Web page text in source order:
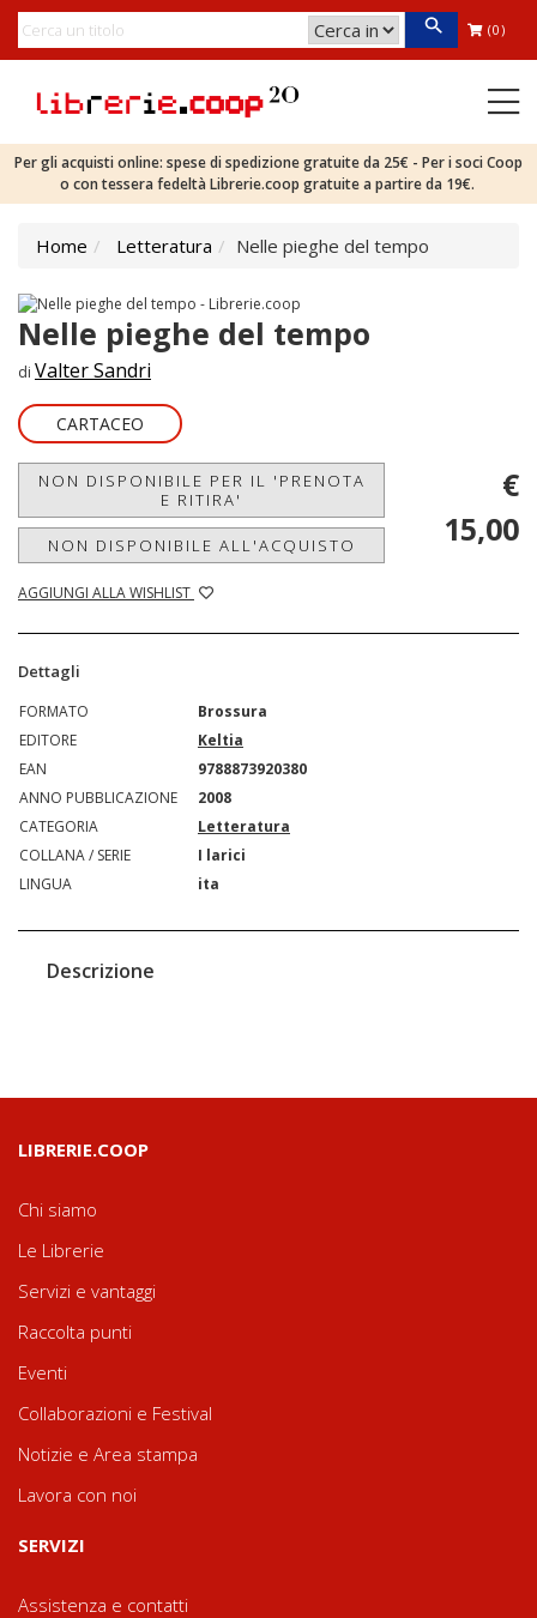
(0)
Per gli acquisti online: spese di spedizione gratuite da 25€ - Per i soci Coop
o con tessera fedeltà Librerie.coop gratuite a partire da 19€.
Home Letteratura Nelle pieghe del tempo
Nelle pieghe del tempo
di Valter Sandri
CARTACEO
NON DISPONIBILE PER IL 'PRENOTA
E RITIRA'
NON DISPONIBILE ALL'ACQUISTO
AGGIUNGI ALLA WISHLIST
€
15,00
Dettagli
FORMATO
Brossura
EDITORE
Keltia
EAN
9788873920380
ANNO PUBBLICAZIONE
2008
CATEGORIA
Letteratura
COLLANA / SERIE
I larici
LINGUA
ita
Descrizione
LIBRERIE.COOP
Chi siamo
Le Librerie
Servizi e vantaggi
Raccolta punti
Eventi
Collaborazioni e Festival
Notizie e Area stampa
Lavora con noi
SERVIZI
Assistenza e contatti